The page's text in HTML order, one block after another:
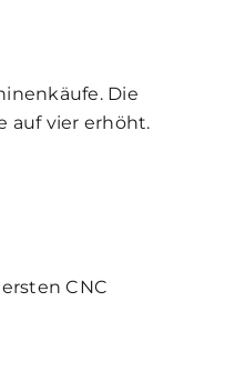
Die
auf vier erhöht.
CNC